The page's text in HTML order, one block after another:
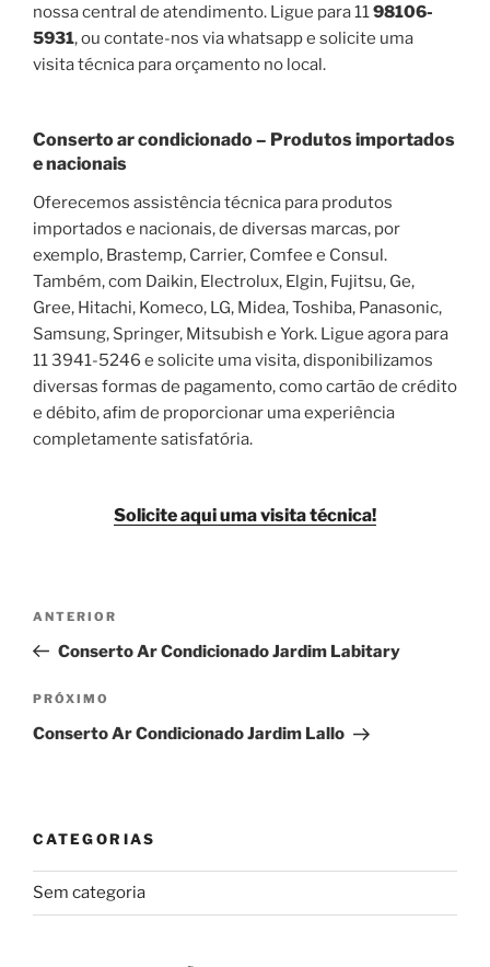
nossa central de atendimento. Ligue para 1198106-
5931, ou contate-nos via whatsapp e solicite uma
visita técnica para orçamento no local.
Conserto ar condicionado – Produtos importados
e nacionais
Oferecemos assistência técnica para produtos
importados e nacionais, de diversas marcas, por
exemplo, Brastemp, Carrier, Comfee e Consul.
Também, com Daikin, Electrolux, Elgin, Fujitsu, Ge,
Gree, Hitachi, Komeco, LG, Midea, Toshiba, Panasonic,
Samsung, Springer, Mitsubish e York. Ligue agora para
11 3941-5246 e solicite uma visita, disponibilizamos
diversas formas de pagamento, como cartão de crédito
e débito, afim de proporcionar uma experiência
completamente satisfatória.
Solicite aqui uma visita técnica!
Navegação
Post
Post
anterior
ANTERIOR
Conserto Ar Condicionado Jardim Labitary
Próximo
post
PRÓXIMO
Conserto Ar Condicionado Jardim Lallo
CATEGORIAS
Sem categoria